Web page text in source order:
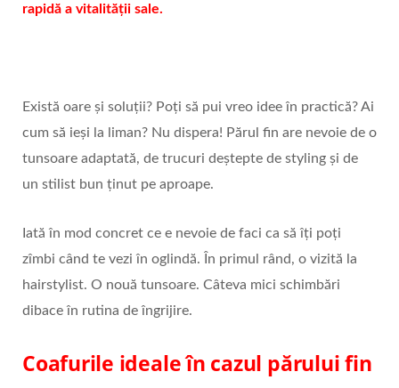
rapidă a vitalității sale.
Există oare și soluții? Poți să pui vreo idee în practică? Ai
cum să ieși la liman? Nu dispera! Părul fin are nevoie de o
tunsoare adaptată, de trucuri deștepte de styling și de
un stilist bun ținut pe aproape.
Iată în mod concret ce e nevoie de faci ca să îți poți
zîmbi când te vezi în oglindă. În primul rând, o vizită la
hairstylist. O nouă tunsoare. Câteva mici schimbări
dibace în rutina de îngrijire.
Coafurile ideale în cazul părului fin